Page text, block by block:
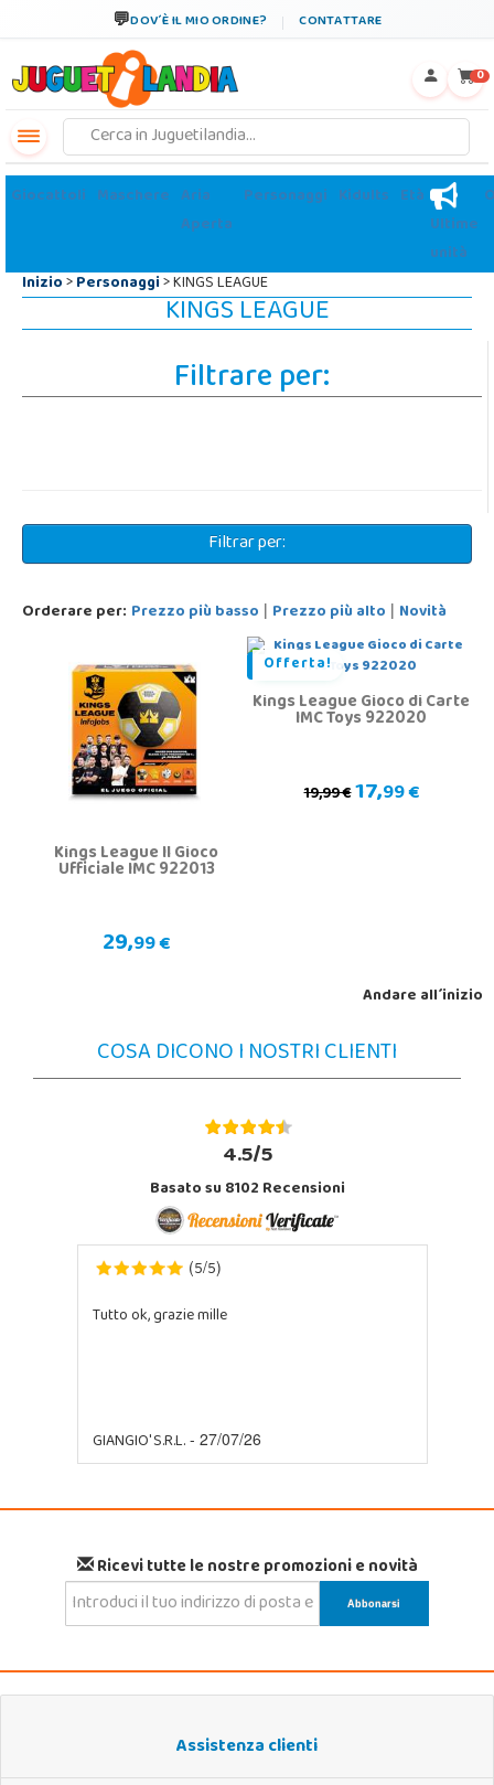
DOV´È IL MIO ORDINE? CONTATTARE
0
Giocattoli Maschere Aria
Aperta
Personaggi Kidults Età
Ultime
unità
Inizio>Personaggi> KINGS LEAGUE
KINGS LEAGUE
Filtrare per:
Filtrar per:
Orderare per: Prezzo più basso | Prezzo più alto | Novità
Kings League Il Gioco
Ufficiale IMC 922013
29,99 €
Offerta!
Kings League Gioco di Carte
IMC Toys 922020
19,99 €17,99 €
Andare all´inizio
COSA DICONO I NOSTRI CLIENTI
4.5/5
Basato su 8102 Recensioni
(5/5)
Tutto ok, grazie mille
GIANGIO' S.R.L.- 27/07/26
Ricevi tutte le nostre promozioni e novità
Assistenza clienti